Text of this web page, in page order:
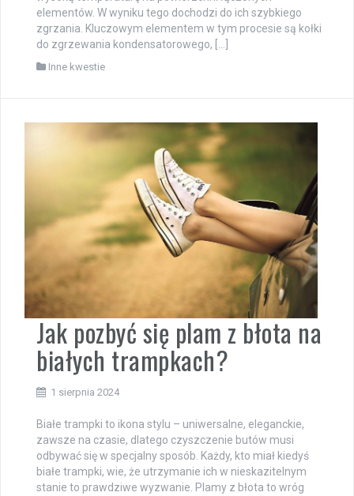
elementów. W wyniku tego dochodzi do ich szybkiego
zgrzania. Kluczowym elementem w tym procesie są kołki
do zgrzewania kondensatorowego, […]
Inne kwestie
Jak pozbyć się plam z błota na
białych trampkach?
1 sierpnia 2024
Białe trampki to ikona stylu – uniwersalne, eleganckie,
zawsze na czasie, dlatego czyszczenie butów musi
odbywać się w specjalny sposób. Każdy, kto miał kiedyś
białe trampki, wie, że utrzymanie ich w nieskazitelnym
stanie to prawdziwe wyzwanie. Plamy z błota to wróg